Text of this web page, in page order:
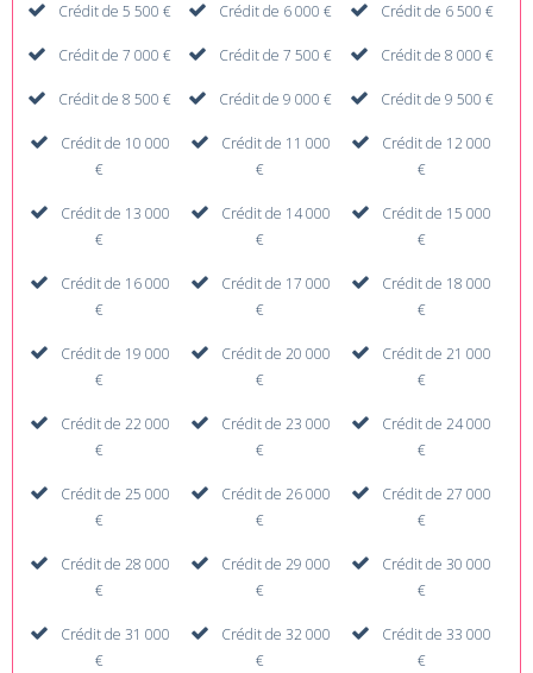
Crédit de 5 500 € Crédit de 6 000 € Crédit de 6 500 €
Crédit de 7 000 € Crédit de 7 500 € Crédit de 8 000 €
Crédit de 8 500 € Crédit de 9 000 € Crédit de 9 500 €
Crédit de 10 000
€
Crédit de 11 000
€
Crédit de 12 000
€
Crédit de 13 000
€
Crédit de 14 000
€
Crédit de 15 000
€
Crédit de 16 000
€
Crédit de 17 000
€
Crédit de 18 000
€
Crédit de 19 000
€
Crédit de 20 000
€
Crédit de 21 000
€
Crédit de 22 000
€
Crédit de 23 000
€
Crédit de 24 000
€
Crédit de 25 000
€
Crédit de 26 000
€
Crédit de 27 000
€
Crédit de 28 000
€
Crédit de 29 000
€
Crédit de 30 000
€
Crédit de 31 000
€
Crédit de 32 000
€
Crédit de 33 000
€